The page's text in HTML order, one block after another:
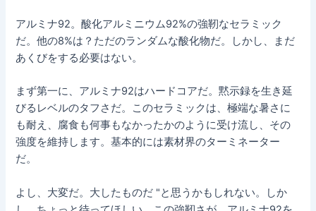
アルミナ92。酸化アルミニウム92%の強靭なセラミック
だ。他の8%は？ただのランダムな酸化物だ。しかし、まだ
あくびをする必要はない。
まず第一に、アルミナ92はハードコアだ。黙示録を生き延
びるレベルのタフさだ。このセラミックは、極端な暑さに
も耐え、腐食も何事もなかったかのように受け流し、その
強度を維持します。基本的には素材界のターミネーター
だ。
よし、大変だ。大したものだ "と思うかもしれない。しか